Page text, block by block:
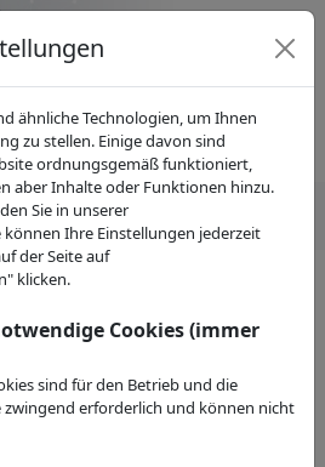
deutschen
spürbar
ähnliche Technologien, um Ihnen
zu stellen. Einige davon sind
ordnungsgemäß funktioniert,
aber Inhalte oder Funktionen hinzu.
Sie in unserer
können Ihre Einstellungen jederzeit
der Seite auf
klicken.
Cookies (immer
sind für den Betrieb und die
zwingend erforderlich und können nicht